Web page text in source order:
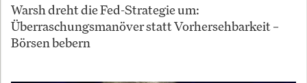
Warsh dreht die Fed-Strategie um:
Überraschungsmanöver statt Vorhersehbarkeit –
Börsen bebern